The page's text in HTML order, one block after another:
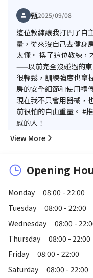
甄2025/09/08
這位教練讓我打開了自
量，從來沒自己去健身
太懂。 換了這位教練，
——以前完全沒碰過的
很輕鬆，訓練強度也拿
房的安全細節和使用禮
現在我不只會用器械，
前很怕的自由重量。 #
感的人！
View More
Opening
Monday
08:00 - 22:00
Tuesday
08:00 - 22:00
Wednesday
08:00 -
Thursday
08:00 - 22:00
Friday
08:00 - 22:00
Saturday
08:00 - 22:00